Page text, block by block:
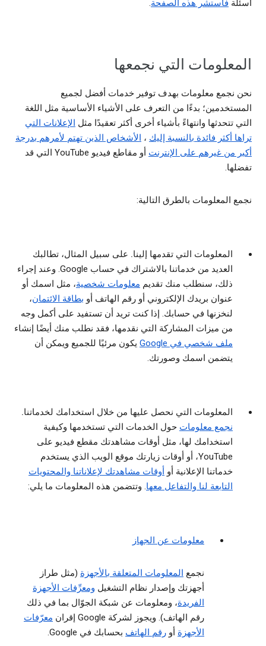
أسئلة فاستشر هذه الصفحة.
المعلومات التي نجمعها
نحن نجمع معلومات بهدف توفير خدمات أفضل لجميع
المستخدمين؛ بدءًا من التعرف على الأشياء الأساسية مثل اللغة
التي تتحدثها وانتهاءً بأشياء أخرى أكثر تعقيدًا مثل الإعلانات التي
تراها أكثر فائدة بالنسبة إليك ، الأشخاص الذين تهتم لأمرهم بدرجة
أكبر من غيرهم على الإنترنت
أو مقاطع فيديو YouTube التي قد
تفضلها.
نجمع المعلومات بالطرق التالية:
المعلومات التي تقدمها إلينا. على سبيل المثال، تطالبك
العديد من خدماتنا بالاشتراك في حساب Google. وعند إجراء
ذلك، سنطلب منك تقديم معلومات شخصية، مثل اسمك أو
عنوان بريدك الإلكتروني أو رقم الهاتف أو بطاقة الائتمان،
لنخزنها في حسابك. إذا كنت تريد أن تستفيد على أكمل وجه
من ميزات المشاركة التي نقدمها، فقد نطلب منك أيضًا إنشاء
ملف شخصي في Google
يكون مرئيًا للجميع ويمكن أن
يتضمن اسمك وصورتك.
المعلومات التي نحصل عليها من خلال استخدامك لخدماتنا.
نجمع معلومات حول الخدمات التي تستخدمها وكيفية
استخدامك لها، مثل أوقات مشاهدتك مقطع فيديو على
YouTube، أو أوقات زيارتك موقع الويب الذي يستخدم
خدماتنا الإعلانية أو أوقات مشاهدتك لإعلاناتنا والمحتويات
التابعة لنا والتفاعل معها. وتتضمن هذه المعلومات ما يلي:
معلومات عن الجهاز
نجمع المعلومات المتعلقة بالأجهزة (مثل طراز
أجهزتك وإصدار نظام التشغيل ومعرِّفات الأجهزة
الفريدة، ومعلومات عن شبكة الجوّال بما في ذلك
رقم الهاتف). ويجوز لشركة Google إقران
معرّفات
الأجهزة أو رقم الهاتف بحسابك في Google.